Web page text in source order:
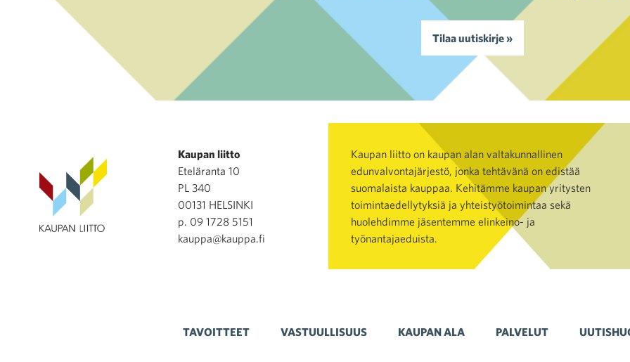
Tilaa uutiskirje »
Kaupan liitto
Eteläranta 10
PL 340
00131 HELSINKI
p. 09 1728 5151
kauppa@kauppa.fi
Kaupan liitto on kaupan alan valtakunnallinen
edunvalvontajärjestö, jonka tehtävänä on edistää
suomalaista kauppaa. Kehitämme kaupan yritysten
toimintaedellytyksiä ja yhteistyötoimintaa sekä
huolehdimme jäsentemme elinkeino- ja
työnantajaeduista.
TAVOITTEET VASTUULLISUUS KAUPAN ALA PALVELUT